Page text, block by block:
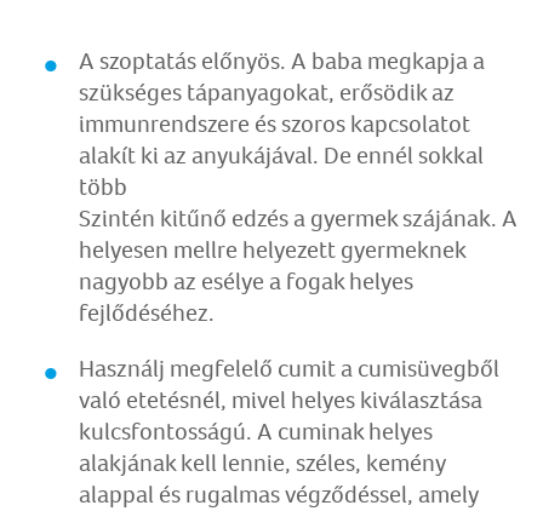
A szoptatás előnyös. A baba megkapja a
szükséges tápanyagokat, erősödik az
immunrendszere és szoros kapcsolatot
alakít ki az anyukájával. De ennél sokkal
több
Szintén kitűnő edzés a gyermek szájának. A
helyesen mellre helyezett gyermeknek
nagyobb az esélye a fogak helyes
fejlődéséhez.
Használj megfelelő cumit a cumisüvegből
való etetésnél, mivel helyes kiválasztása
kulcsfontosságú. A cuminak helyes
alakjának kell lennie, széles, kemény
alappal és rugalmas végződéssel, amely